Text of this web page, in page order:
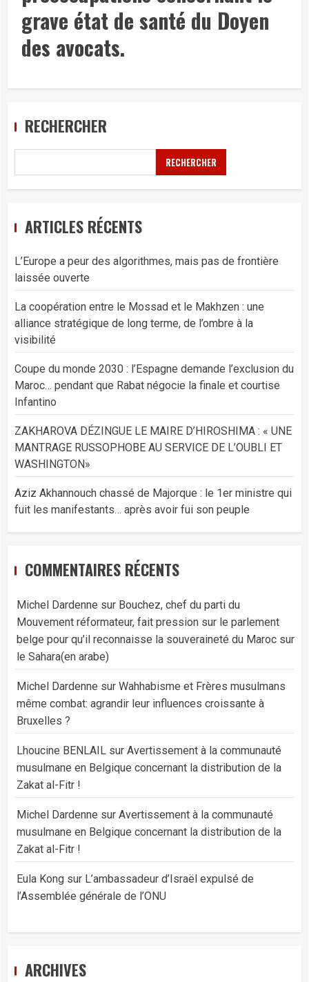
grave état de santé du Doyen
des avocats.
RECHERCHER
RECHERCHER
ARTICLES RÉCENTS
L’Europe a peur des algorithmes, mais pas de frontière
laissée ouverte
La coopération entre le Mossad et le Makhzen : une
alliance stratégique de long terme, de l’ombre à la
visibilité
Coupe du monde 2030 : l’Espagne demande l’exclusion du
Maroc… pendant que Rabat négocie la finale et courtise
Infantino
ZAKHAROVA DÉZINGUE LE MAIRE D’HIROSHIMA : « UNE
MANTRAGE RUSSOPHOBE AU SERVICE DE L’OUBLI ET
WASHINGTON»
Aziz Akhannouch chassé de Majorque : le 1er ministre qui
fuit les manifestants… après avoir fui son peuple
COMMENTAIRES RÉCENTS
Michel Dardenne sur Bouchez, chef du parti du
Mouvement réformateur, fait pression sur le parlement
belge pour qu’il reconnaisse la souveraineté du Maroc sur
le Sahara(en arabe)
Michel Dardenne sur Wahhabisme et Frères musulmans
même combat: agrandir leur influences croissante à
Bruxelles ?
Lhoucine BENLAIL sur Avertissement à la communauté
musulmane en Belgique concernant la distribution de la
Zakat al-Fitr !
Michel Dardenne sur Avertissement à la communauté
musulmane en Belgique concernant la distribution de la
Zakat al-Fitr !
Eula Kong sur L’ambassadeur d’Israël expulsé de
l’Assemblée générale de l’ONU
ARCHIVES